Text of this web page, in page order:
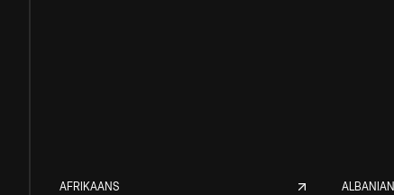
AFRIKAANS ALBANIAN